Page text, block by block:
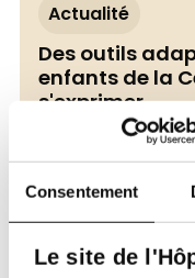
Consentement
Le site de
Actualité
Des outils
enfants de la
s'exprimer
13/07/2026